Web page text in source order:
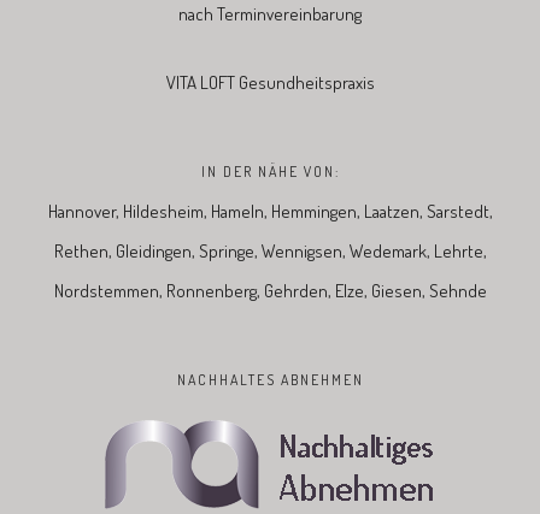
nach Terminvereinbarung
VITA LOFT Gesundheitspraxis
IN DER NÄHE VON:
Hannover, Hildesheim, Hameln, Hemmingen, Laatzen, Sarstedt,
Rethen, Gleidingen, Springe, Wennigsen, Wedemark, Lehrte,
Nordstemmen, Ronnenberg, Gehrden, Elze, Giesen, Sehnde
NACHHALTES ABNEHMEN